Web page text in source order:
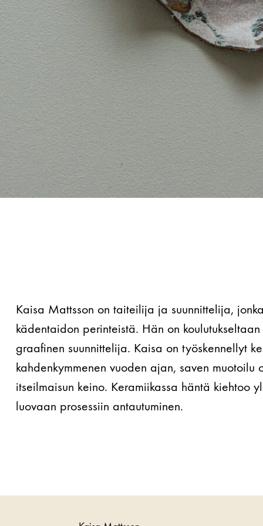
Kaisa Mattsson on taiteilija ja suunnittelija,
kädentaidon perinteistä. Hän on
graafinen suunnittelija. Kaisa on työskennellyt
kahdenkymmenen vuoden ajan, saven muotoilu
itseilmaisun keino. Keramiikassa häntä kiehtoo
luovaan prosessiin antautuminen.